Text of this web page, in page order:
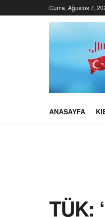
Cuma, Ağustos 7,
ANASAYFA
TÜK: